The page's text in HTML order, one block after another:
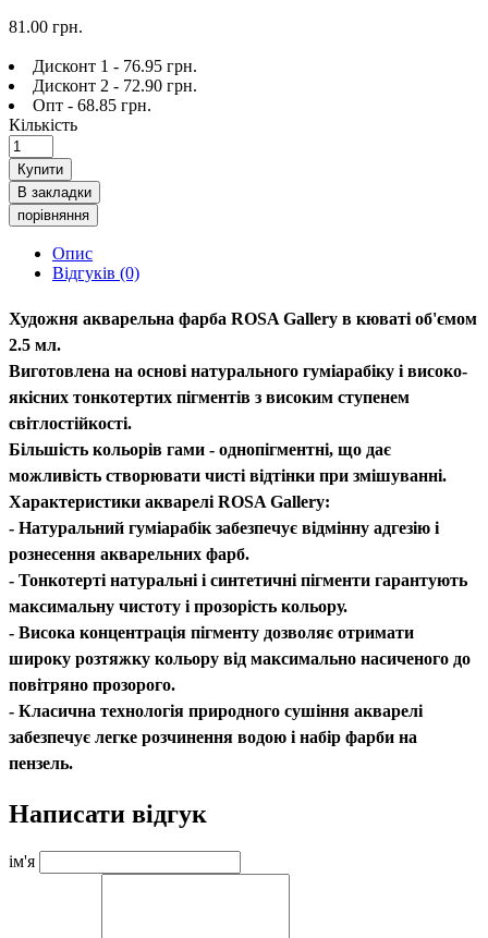
81.00 грн.
Дисконт 1 - 76.95 грн.
Дисконт 2 - 72.90 грн.
Опт - 68.85 грн.
Кількість
Купити
В закладки
порівняння
Опис
Відгуків (0)
Художня акварельна фарба ROSA Gallery в кюваті об'ємом
2.5 мл.
Виготовлена на основі натурального гуміарабіку і високо-
якісних тонкотертих пігментів з високим ступенем
світлостійкості.
Більшість кольорів гами - однопігментні, що дає
можливість створювати чисті відтінки при змішуванні.
Характеристики акварелі ROSA Gallery:
- Натуральний гуміарабік забезпечує відмінну адгезію і
рознесення акварельних фарб.
- Тонкотерті натуральні і синтетичні пігменти гарантують
максимальну чистоту і прозорість кольору.
- Висока концентрація пігменту дозволяє отримати
широку розтяжку кольору від максимально насиченого до
повітряно прозорого.
- Класична технологія природного сушіння акварелі
забезпечує легке розчинення водою і набір фарби на
пензель.
Написати відгук
ім'я